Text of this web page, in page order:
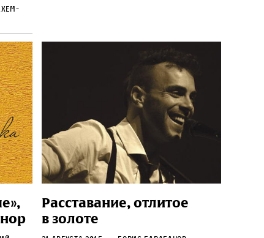
Расставание, отлитое
в золоте